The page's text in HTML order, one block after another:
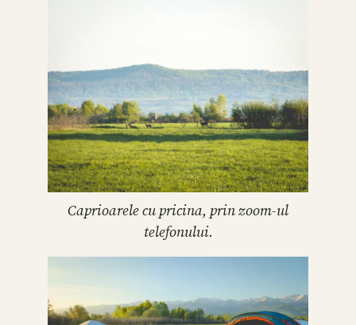
Caprioarele cu pricina, prin zoom-ul
telefonului.